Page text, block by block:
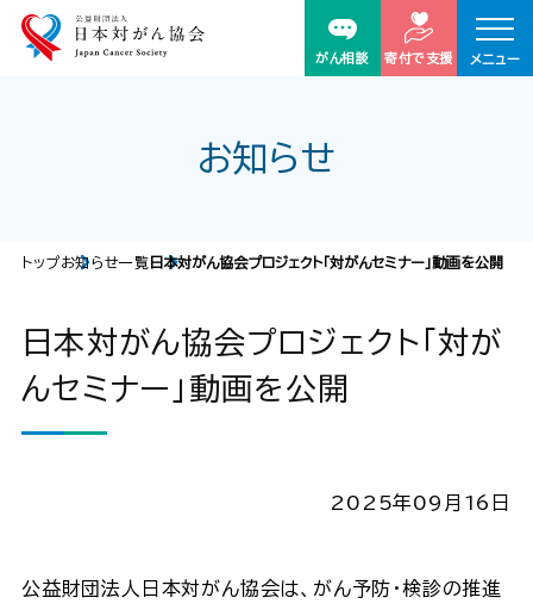
がん相談 寄付で支援 メニュー
お知らせ
トップお知らせ一覧 日本対がん協会プロジェクト「対がんセミナー」動画を公開
日本対がん協会プロジェクト「対が
んセミナー」動画を公開
2025年09月16日
公益財団法人日本対がん協会は、がん予防・検診の推進